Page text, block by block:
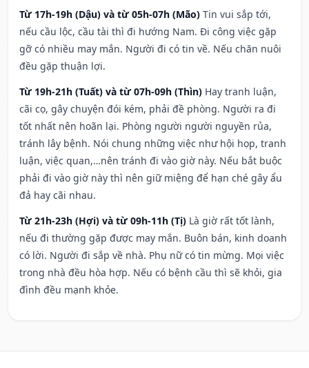
Từ 17h-19h (Dậu) và từ 05h-07h (Mão) Tin vui sắp tới,
nếu cầu lộc, cầu tài thì đi hướng Nam. Đi công việc gặp
gỡ có nhiều may mắn. Người đi có tin về. Nếu chăn nuôi
đều gặp thuận lợi.
Từ 19h-21h (Tuất) và từ 07h-09h (Thìn) Hay tranh luận,
cãi cọ, gây chuyện đói kém, phải đề phòng. Người ra đi
tốt nhất nên hoãn lại. Phòng người người nguyền rủa,
tránh lây bệnh. Nói chung những việc như hội họp, tranh
luận, việc quan,…nên tránh đi vào giờ này. Nếu bắt buộc
phải đi vào giờ này thì nên giữ miệng để hạn ché gây ẩu
đả hay cãi nhau.
Từ 21h-23h (Hợi) và từ 09h-11h (Tị) Là giờ rất tốt lành,
nếu đi thường gặp được may mắn. Buôn bán, kinh doanh
có lời. Người đi sắp về nhà. Phụ nữ có tin mừng. Mọi việc
trong nhà đều hòa hợp. Nếu có bệnh cầu thì sẽ khỏi, gia
đình đều mạnh khỏe.